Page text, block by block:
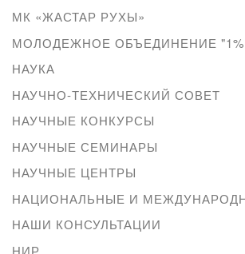
МК «ЖАСТАР РУХЫ»
МОЛОДЕЖНОЕ ОБЪЕДИНЕНИЕ "1%
НАУКА
НАУЧНО-ТЕХНИЧЕСКИЙ СОВЕТ
НАУЧНЫЕ КОНКУРСЫ
НАУЧНЫЕ СЕМИНАРЫ
НАУЧНЫЕ ЦЕНТРЫ
НАЦИОНАЛЬНЫЕ И
НАШИ КОНСУЛЬТАЦИИ
НИР